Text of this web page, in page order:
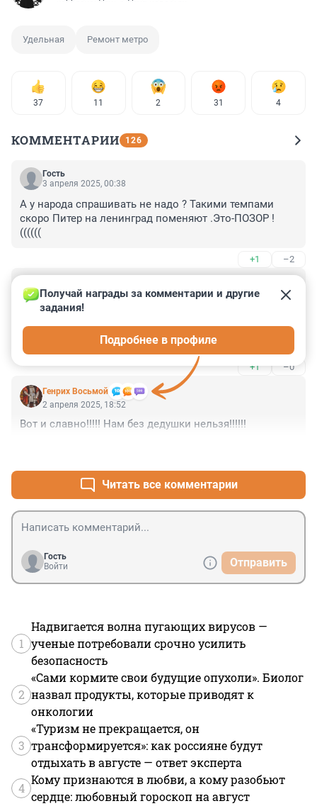
Удельная Ремонт метро
37 11 2 31 4
КОММЕНТАРИИ 126
Гость
3 апреля 2025, 00:38
А у народа спрашивать не надо ? Такими темпами
скоро Питер на ленинград поменяют .Это-ПОЗОР !
((((((
+1 –2
2 апреля 2025, 22:12
Недостаточно хорошо. Возвращают слишком мало.
Верните всё. Начнем с начала. Не слишком дальнего.
Верните редкоземельные металлы, и иные ценности,
вывезенные из Санкт-Петербурга в 1992 году.
Их не хватает прямо сейчас. И уместной и
своевременной правовой оценки.
+1 –0
Генрих Восьмой
Получай награды за комментарии и другие
задания!
Подробнее в профиле
2 апреля 2025, 18:52
Вот и славно!!!!! Нам без дедушки нельзя!!!!!!
Читать все комментарии
Гость
Войти
Отправить
1
Надвигается волна пугающих вирусов —
ученые потребовали срочно усилить
безопасность
2
«Сами кормите свои будущие опухоли». Биолог
назвал продукты, которые приводят к
онкологии
3
«Туризм не прекращается, он
трансформируется»: как россияне будут
отдыхать в августе — ответ эксперта
4
Кому признаются в любви, а кому разобьют
сердце: любовный гороскоп на август